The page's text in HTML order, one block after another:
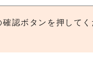
認ボタンを押して